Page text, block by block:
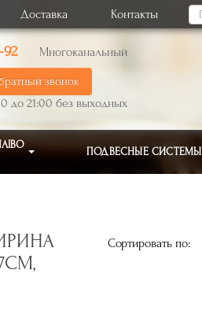
Доставка Контакты
92 Многоканальный
звонок
до 21:00 без выходных
ПОДВЕСНЫЕ СИСТЕМЫ
Сортировать по: